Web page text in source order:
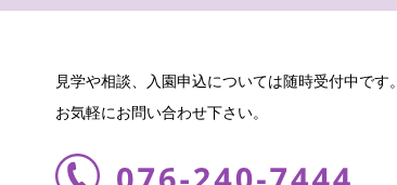
見学や相談、入園申込については随時受付中です。
お気軽にお問い合わせ下さい。